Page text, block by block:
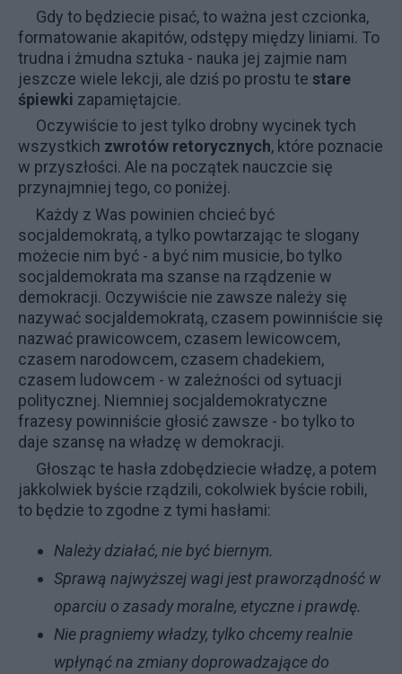
Gdy to będziecie pisać, to ważna jest czcionka,
formatowanie akapitów, odstępy między liniami. To
trudna i żmudna sztuka - nauka jej zajmie nam
jeszcze wiele lekcji, ale dziś po prostu te stare
śpiewki zapamiętajcie.
Oczywiście to jest tylko drobny wycinek tych
wszystkich zwrotów retorycznych, które poznacie
w przyszłości. Ale na początek nauczcie się
przynajmniej tego, co poniżej.
Każdy z Was powinien chcieć być
socjaldemokratą, a tylko powtarzając te slogany
możecie nim być - a być nim musicie, bo tylko
socjaldemokrata ma szanse na rządzenie w
demokracji. Oczywiście nie zawsze należy się
nazywać socjaldemokratą, czasem powinniście się
nazwać prawicowcem, czasem lewicowcem,
czasem narodowcem, czasem chadekiem,
czasem ludowcem - w zależności od sytuacji
politycznej. Niemniej socjaldemokratyczne
frazesy powinniście głosić zawsze - bo tylko to
daje szansę na władzę w demokracji.
Głosząc te hasła zdobędziecie władzę, a potem
jakkolwiek byście rządzili, cokolwiek byście robili,
to będzie to zgodne z tymi hasłami:
Należy działać, nie być biernym.
Sprawą najwyższej wagi jest praworządność w
oparciu o zasady moralne, etyczne i prawdę.
Nie pragniemy władzy, tylko chcemy realnie
wpłynąć na zmiany doprowadzające do